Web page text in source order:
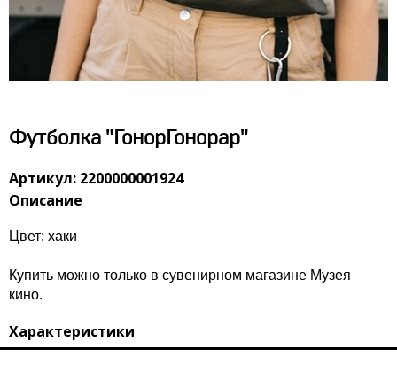
Футболка "ГонорГонорар"
Артикул: 2200000001924
Описание
Цвет: хаки
Купить можно только в сувенирном магазине Музея
кино.
Характеристики